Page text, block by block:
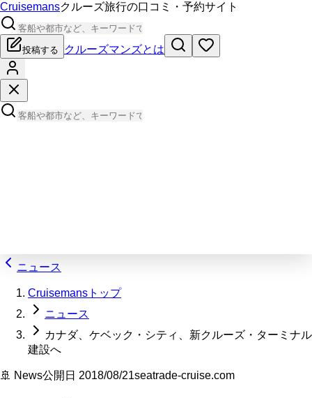
Cruisemansクルーズ旅行の口コミ・予約サイト
投稿する クルーズマンズとは
ニュース
Cruisemansトップ
ニュース
カナダ、ケベック・シティ、新クルーズ・ターミナル
建設へ
🚢 News公開日 2018/08/21seatrade-cruise.com